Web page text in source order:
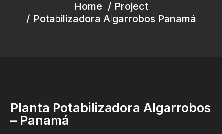
Home
Project
Potabilizadora Algarrobos Panamá
Planta Potabilizadora Algarrobos
– Panamá